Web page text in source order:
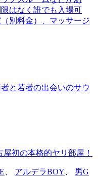
はなく誰でも入場可
別料金）、マッサージ
と若者の出会いのサウ
初の本格的ヤリ部屋！
、 アルデラBOY、 男G